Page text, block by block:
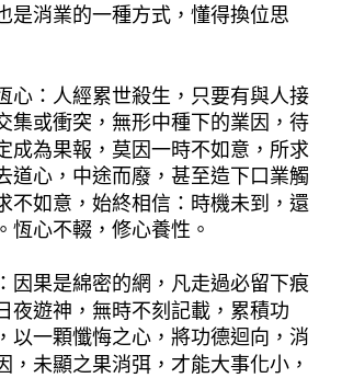
是消業的一種方式，懂得換位思
心：人經累世殺生，只要有與人接
集或衝突，無形中種下的業因，待
成為果報，莫因一時不如意，所求
道心，中途而廢，甚至造下口業觸
不如意，始終相信：時機未到，還
恆心不輟，修心養性。
因果是綿密的網，凡走過必留下痕
夜遊神，無時不刻記載，累積功
以一顆懺悔之心，將功德迴向，消
，未顯之果消弭，才能大事化小，